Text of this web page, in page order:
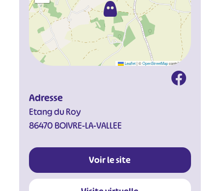
Leaflet |©OpenStreetMapcontributors
Adresse
Etang du Roy
86470 BOIVRE-LA-VALLEE
Voir le site